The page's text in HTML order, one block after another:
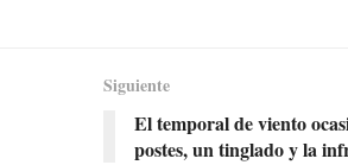
Siguiente
El temporal de viento
postes, un tinglado y la